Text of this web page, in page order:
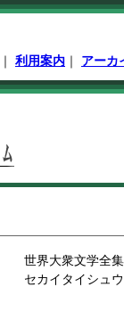
利用案内 アーカ
世界大衆文学全
セカイタイシュ